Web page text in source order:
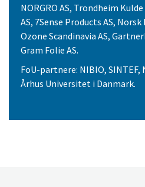
NORGRO AS, Trondheim
AS, 7Sense Products AS,
Ozone Scandinavia AS,
Gram Folie AS.
FoU-partnere: NIBIO, SINTEF,
Århus Universitet i Danmark.